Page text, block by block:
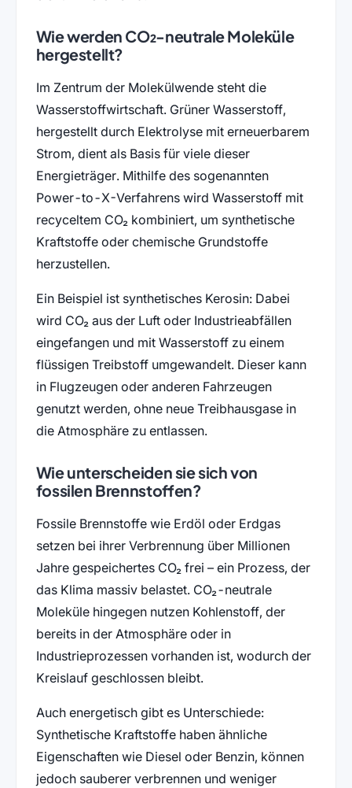
Wie werden CO₂-neutrale Moleküle
hergestellt?
Im Zentrum der Molekülwende steht die
Wasserstoffwirtschaft. Grüner Wasserstoff,
hergestellt durch Elektrolyse mit erneuerbarem
Strom, dient als Basis für viele dieser
Energieträger. Mithilfe des sogenannten
Power-to-X-Verfahrens wird Wasserstoff mit
recyceltem CO₂ kombiniert, um synthetische
Kraftstoffe oder chemische Grundstoffe
herzustellen.
Ein Beispiel ist synthetisches Kerosin: Dabei
wird CO₂ aus der Luft oder Industrieabfällen
eingefangen und mit Wasserstoff zu einem
flüssigen Treibstoff umgewandelt. Dieser kann
in Flugzeugen oder anderen Fahrzeugen
genutzt werden, ohne neue Treibhausgase in
die Atmosphäre zu entlassen.
Wie unterscheiden sie sich von
fossilen Brennstoffen?
Fossile Brennstoffe wie Erdöl oder Erdgas
setzen bei ihrer Verbrennung über Millionen
Jahre gespeichertes CO₂ frei – ein Prozess, der
das Klima massiv belastet. CO₂-neutrale
Moleküle hingegen nutzen Kohlenstoff, der
bereits in der Atmosphäre oder in
Industrieprozessen vorhanden ist, wodurch der
Kreislauf geschlossen bleibt.
Auch energetisch gibt es Unterschiede:
Synthetische Kraftstoffe haben ähnliche
Eigenschaften wie Diesel oder Benzin, können
jedoch sauberer verbrennen und weniger